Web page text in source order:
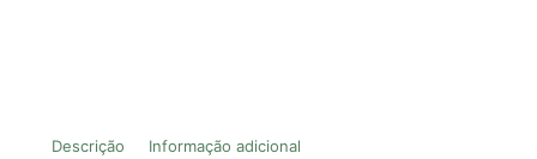
Descrição Informação adicional